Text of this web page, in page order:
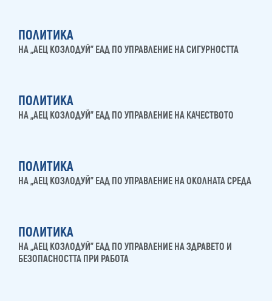
ПОЛИТИКА
НА „АЕЦ КОЗЛОДУЙ” ЕАД ПО УПРАВЛЕНИЕ НА СИГУРНОСТТА
ПОЛИТИКА
НА „АЕЦ КОЗЛОДУЙ” ЕАД ПО УПРАВЛЕНИЕ НА КАЧЕСТВОТО
ПОЛИТИКА
НА „АЕЦ КОЗЛОДУЙ” ЕАД ПО УПРАВЛЕНИЕ НА ОКОЛНАТА СРЕДА
ПОЛИТИКА
НА „АЕЦ КОЗЛОДУЙ” ЕАД ПО УПРАВЛЕНИЕ НА ЗДРАВЕТО И
БЕЗОПАСНОСТТА ПРИ РАБОТА